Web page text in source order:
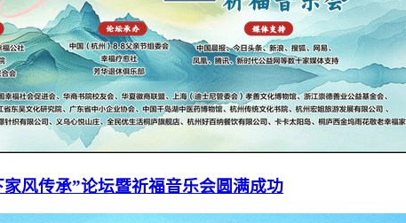
风传承”论坛暨祈福音乐会圆满成功